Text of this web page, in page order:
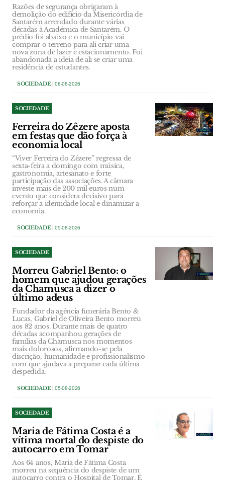
Razões de segurança obrigaram à
demolição do edifício da Misericórdia de
Santarém arrendado durante várias
décadas à Académica de Santarém. O
prédio foi abaixo e o município vai
comprar o terreno para ali criar uma
nova zona de lazer e estacionamento. Foi
abandonada a ideia de ali se criar uma
residência de estudantes.
SOCIEDADE| 06-08-2026
SOCIEDADE
Ferreira do Zêzere aposta
em festas que dão força à
economia local
“Viver Ferreira do Zêzere” regressa de
sexta-feira a domingo com música,
gastronomia, artesanato e forte
participação das associações. A câmara
investe mais de 200 mil euros num
evento que considera decisivo para
reforçar a identidade local e dinamizar a
economia.
SOCIEDADE| 05-08-2026
SOCIEDADE
Morreu Gabriel Bento: o
homem que ajudou gerações
da Chamusca a dizer o
último adeus
Fundador da agência funerária Bento &
Lucas, Gabriel de Oliveira Bento morreu
aos 82 anos. Durante mais de quatro
décadas acompanhou gerações de
famílias da Chamusca nos momentos
mais dolorosos, afirmando-se pela
discrição, humanidade e profissionalismo
com que ajudava a preparar cada última
despedida.
SOCIEDADE| 05-08-2026
SOCIEDADE
Maria de Fátima Costa é a
vítima mortal do despiste do
autocarro em Tomar
Aos 64 anos, Maria de Fátima Costa
morreu na sequência do despiste de um
autocarro contra o Hospital de Tomar. É